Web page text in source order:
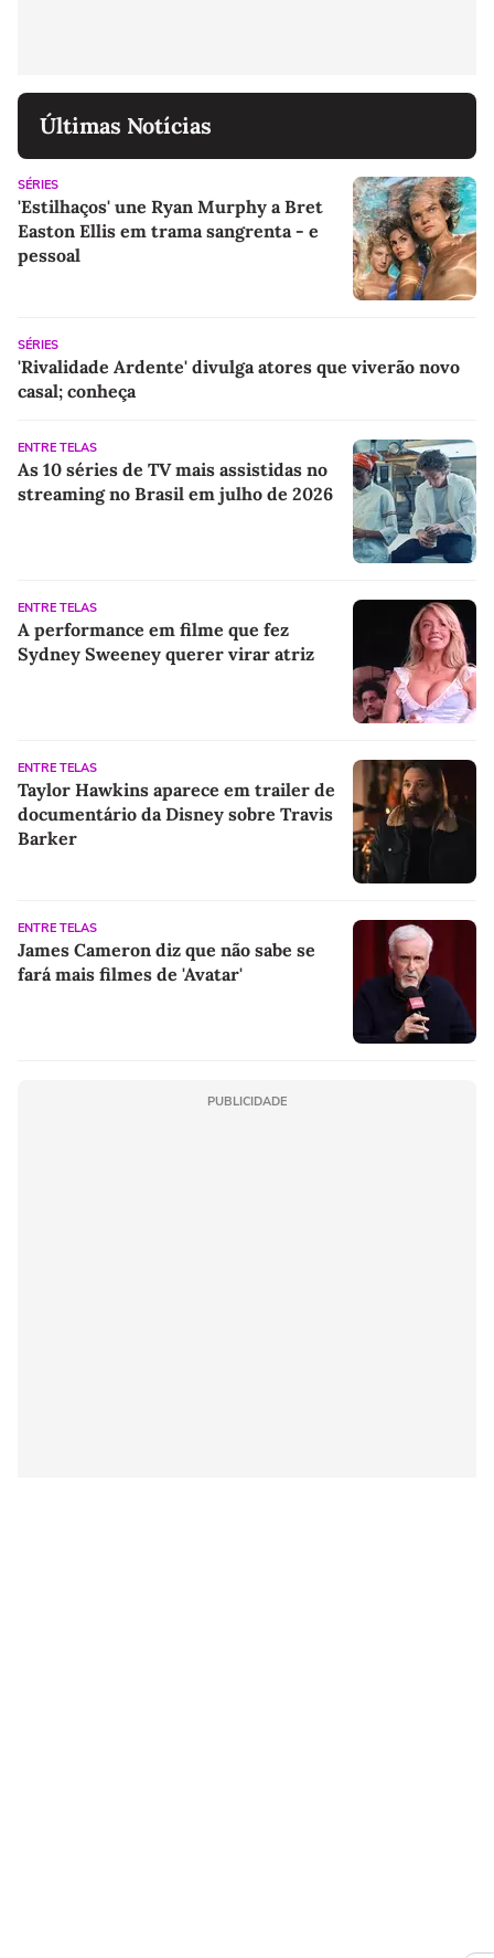
Últimas Notícias
SÉRIES
'Estilhaços' une Ryan Murphy a Bret
Easton Ellis em trama sangrenta - e
pessoal
SÉRIES
'Rivalidade Ardente' divulga atores que viverão novo
casal; conheça
ENTRE TELAS
As 10 séries de TV mais assistidas no
streaming no Brasil em julho de 2026
ENTRE TELAS
A performance em filme que fez
Sydney Sweeney querer virar atriz
ENTRE TELAS
Taylor Hawkins aparece em trailer de
documentário da Disney sobre Travis
Barker
ENTRE TELAS
James Cameron diz que não sabe se
fará mais filmes de 'Avatar'
PUBLICIDADE